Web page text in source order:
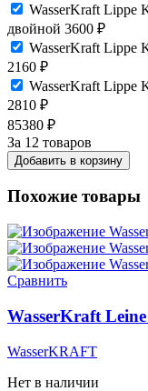
WasserKraft Lippe
двойной 3600 ₽
WasserKraft Lippe
2160 ₽
WasserKraft Lippe
2810 ₽
85380 ₽
За 12 товаров
Добавить в корзину
Похожие товары
Сравнить
WasserKraft
WasserKRAFT
Нет в наличии